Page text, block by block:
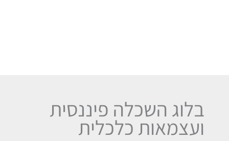
בלוג השכלה פיננסית
ועצמאות כלכלית